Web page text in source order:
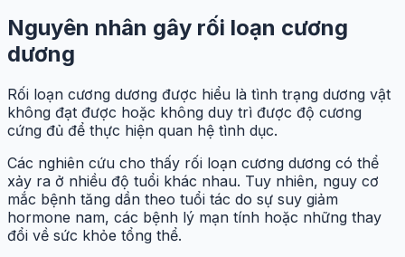
Nguyên nhân gây rối loạn cương
dương
Rối loạn cương dương được hiểu là tình trạng dương vật
không đạt được hoặc không duy trì được độ cương
cứng đủ để thực hiện quan hệ tình dục.
Các nghiên cứu cho thấy rối loạn cương dương có thể
xảy ra ở nhiều độ tuổi khác nhau. Tuy nhiên, nguy cơ
mắc bệnh tăng dần theo tuổi tác do sự suy giảm
hormone nam, các bệnh lý mạn tính hoặc những thay
đổi về sức khỏe tổng thể.